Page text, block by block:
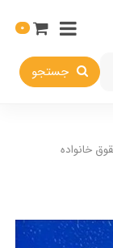
جستجو
0
خانواده